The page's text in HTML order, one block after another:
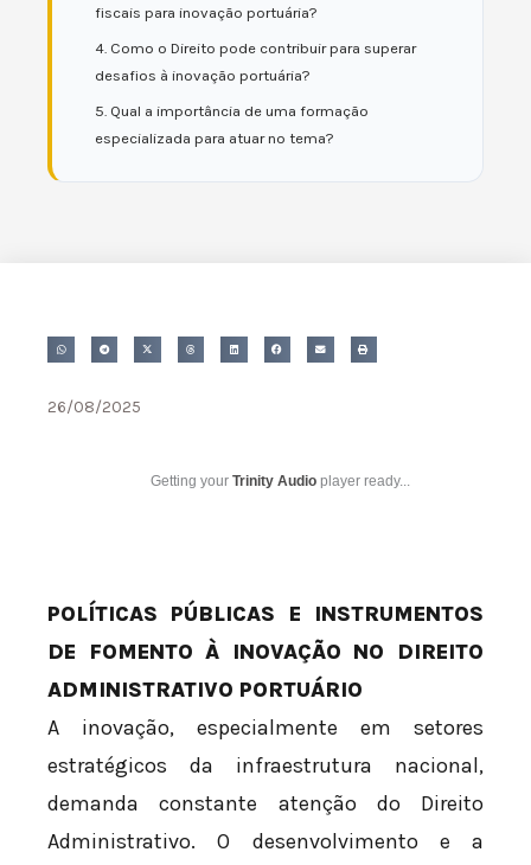
fiscais para inovação portuária?
4. Como o Direito pode contribuir para superar
desafios à inovação portuária?
5. Qual a importância de uma formação
especializada para atuar no tema?
26/08/2025
Getting your Trinity Audio player ready...
POLÍTICAS PÚBLICAS E INSTRUMENTOS
DE FOMENTO À INOVAÇÃO NO DIREITO
ADMINISTRATIVO PORTUÁRIO
A inovação, especialmente em setores
estratégicos da infraestrutura nacional,
demanda constante atenção do Direito
Administrativo. O desenvolvimento e a